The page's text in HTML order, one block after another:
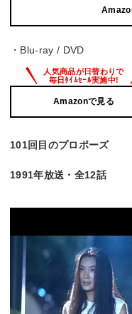
・Blu-ray / DVD
Amazonで見る
101回目のプロポーズ
1991年放送・全12話